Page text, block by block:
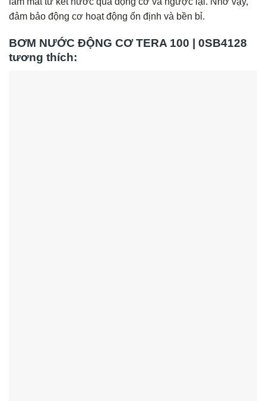
đảm bảo động cơ hoạt động ổn định và bền bỉ.
BƠM NƯỚC ĐỘNG CƠ TERA 100 | 0SB4128
tương thích: